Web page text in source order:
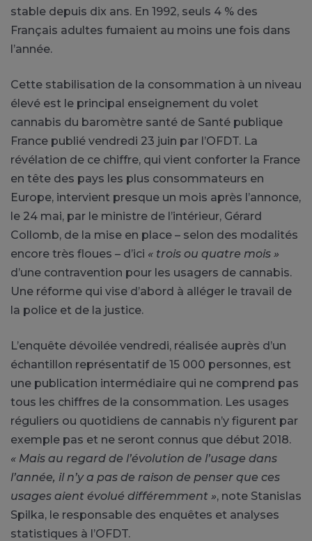
stable depuis dix ans. En 1992, seuls 4 % des
Français adultes fumaient au moins une fois dans
l’année.
Cette stabilisation de la consommation à un niveau
élevé est le principal enseignement du volet
cannabis du baromètre santé de Santé publique
France publié vendredi 23 juin par l’OFDT. La
révélation de ce chiffre, qui vient conforter la France
en tête des pays les plus consommateurs en
Europe, intervient presque un mois après l’annonce,
le 24 mai, par le ministre de l’intérieur, Gérard
Collomb, de la mise en place – selon des modalités
encore très floues – d’ici « trois ou quatre mois »
d’une contravention pour les usagers de cannabis.
Une réforme qui vise d’abord à alléger le travail de
la police et de la justice.
L’enquête dévoilée vendredi, réalisée auprès d’un
échantillon représentatif de 15 000 personnes, est
une publication intermédiaire qui ne comprend pas
tous les chiffres de la consommation. Les usages
réguliers ou quotidiens de cannabis n’y figurent par
exemple pas et ne seront connus que début 2018.
« Mais au regard de l’évolution de l’usage dans
l’année, il n’y a pas de raison de penser que ces
usages aient évolué différemment », note Stanislas
Spilka, le responsable des enquêtes et analyses
statistiques à l’OFDT.